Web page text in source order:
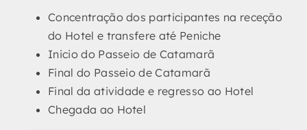
Concentração dos participantes na receção
do Hotel e transfere até Peniche
Inicio do Passeio de Catamarã
Final do Passeio de Catamarã
Final da atividade e regresso ao Hotel
Chegada ao Hotel